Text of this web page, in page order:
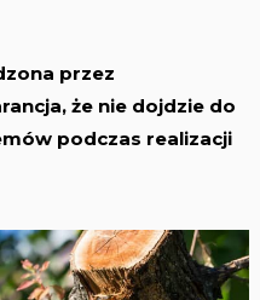
przez
że nie dojdzie do
podczas realizacji